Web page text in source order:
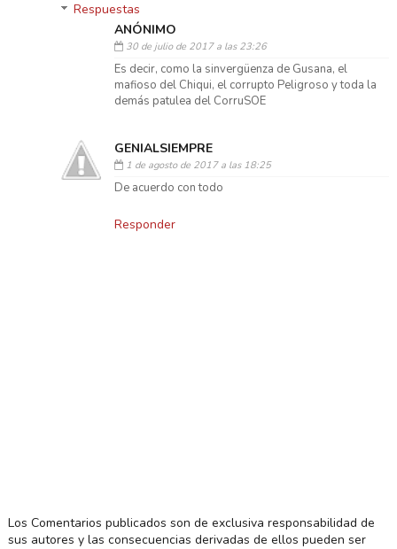
Respuestas
ANÓNIMO
30 de julio de 2017 a las 23:26
Es decir, como la sinvergüenza de Gusana, el
mafioso del Chiqui, el corrupto Peligroso y toda la
demás patulea del CorruSOE
GENIALSIEMPRE
1 de agosto de 2017 a las 18:25
De acuerdo con todo
Responder
Los Comentarios publicados son de exclusiva responsabilidad de
sus autores y las consecuencias derivadas de ellos pueden ser